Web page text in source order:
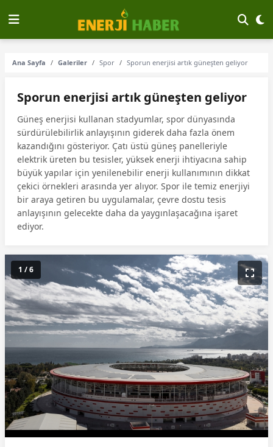
Ana Sayfa Galeriler Spor Sporun enerjisi artık güneşten geliyor
Sporun enerjisi artık güneşten geliyor
Güneş enerjisi kullanan stadyumlar, spor dünyasında
sürdürülebilirlik anlayışının giderek daha fazla önem
kazandığını gösteriyor. Çatı üstü güneş panelleriyle
elektrik üreten bu tesisler, yüksek enerji ihtiyacına sahip
büyük yapılar için yenilenebilir enerji kullanımının dikkat
çekici örnekleri arasında yer alıyor. Spor ile temiz enerjiyi
bir araya getiren bu uygulamalar, çevre dostu tesis
anlayışının gelecekte daha da yaygınlaşacağına işaret
ediyor.
1 / 6